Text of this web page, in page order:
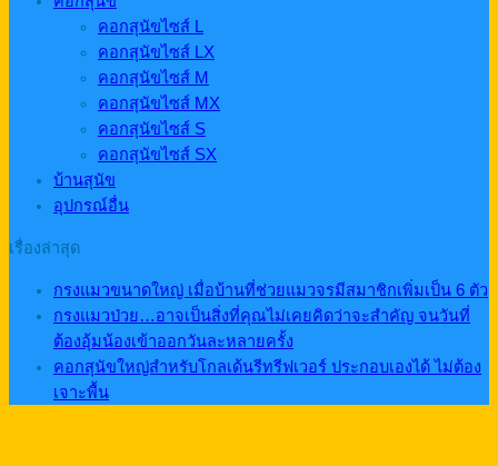
คอกสุนัขไซส์ L
คอกสุนัขไซส์ LX
คอกสุนัขไซส์ M
คอกสุนัขไซส์ MX
คอกสุนัขไซส์ S
คอกสุนัขไซส์ SX
บ้านสุนัข
อุปกรณ์อื่น
เรื่องล่าสุด
กรงแมวขนาดใหญ่ เมื่อบ้านที่ช่วยแมวจรมีสมาชิกเพิ่มเป็น 6 ตัว
กรงแมวป่วย…อาจเป็นสิ่งที่คุณไม่เคยคิดว่าจะสำคัญ จนวันที่
ต้องอุ้มน้องเข้าออกวันละหลายครั้ง
คอกสุนัขใหญ่สำหรับโกลเด้นรีทรีฟเวอร์ ประกอบเองได้ ไม่ต้อง
เจาะพื้น